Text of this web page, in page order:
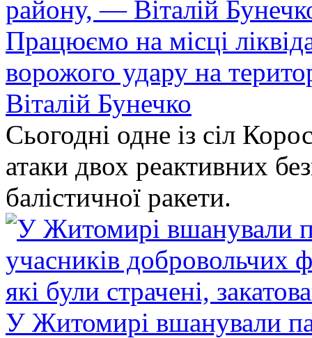
Працюємо на місці
ворожого удару на
Віталій Бунечко
Сьогодні одне із сіл
атаки двох реактивних
балістичної ракети.
У Житомирі вшанували